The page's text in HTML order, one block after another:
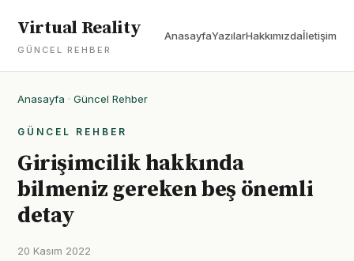
Virtual Reality
GÜNCEL REHBER
AnasayfaYazılarHakkımızdaİletişim
Anasayfa · Güncel Rehber
GÜNCEL REHBER
Girişimcilik hakkında
bilmeniz gereken beş önemli
detay
20 Kasım 2022